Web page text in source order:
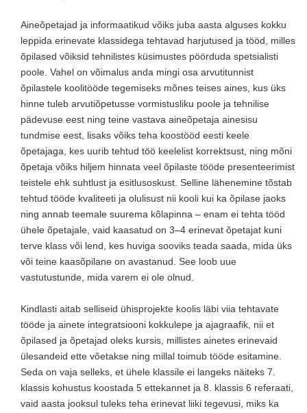
Aineõpetajad ja informaatikud võiks juba aasta alguses kokku
leppida erinevate klassidega tehtavad harjutused ja tööd, milles
õpilased võiksid tehnilistes küsimustes pöörduda spetsialisti
poole. Vahel on võimalus anda mingi osa arvutitunnist
õpilastele koolitööde tegemiseks mõnes teises aines, kus üks
hinne tuleb arvutiõpetusse vormistusliku poole ja tehnilise
pädevuse eest ning teine vastava aineõpetaja ainesisu
tundmise eest, lisaks võiks teha koostööd eesti keele
õpetajaga, kes uurib tehtud töö keelelist korrektsust, ning mõni
õpetaja võiks hiljem hinnata veel õpilaste tööde presenteerimist
teistele ehk suhtlust ja esitlusoskust. Selline lähenemine tõstab
tehtud tööde kvaliteeti ja olulisust nii kooli kui ka õpilase jaoks
ning annab teemale suurema kõlapinna – enam ei tehta tööd
ühele õpetajale, vaid kaasatud on 3–4 erinevat õpetajat kuni
terve klass või lend, kes huviga sooviks teada saada, mida üks
või teine kaasõpilane on avastanud. See loob uue
vastutustunde, mida varem ei ole olnud.
Kindlasti aitab selliseid ühisprojekte koolis läbi viia tehtavate
tööde ja ainete integratsiooni kokkulepe ja ajagraafik, nii et
õpilased ja õpetajad oleks kursis, millistes ainetes erinevaid
ülesandeid ette võetakse ning millal toimub tööde esitamine.
Seda on vaja selleks, et ühele klassile ei langeks näiteks 7.
klassis kohustus koostada 5 ettekannet ja 8. klassis 6 referaati,
vaid aasta jooksul tuleks teha erinevat liiki tegevusi, miks ka